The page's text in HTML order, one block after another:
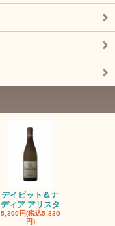
デイビット＆ナ
ディア アリスタ
5,300円(税込5,830
円)